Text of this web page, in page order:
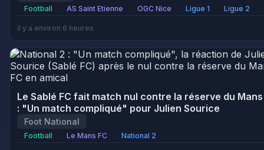
Football AS Saint Etienne OGC Nice Ligue 1 Ligue 2
il y a environ 6 heures
Le Sablé FC fait match nul contre la réserve du Mans
: "Un match compliqué" pour Julien Sourice
Foot National
Football Le Mans FC National 2